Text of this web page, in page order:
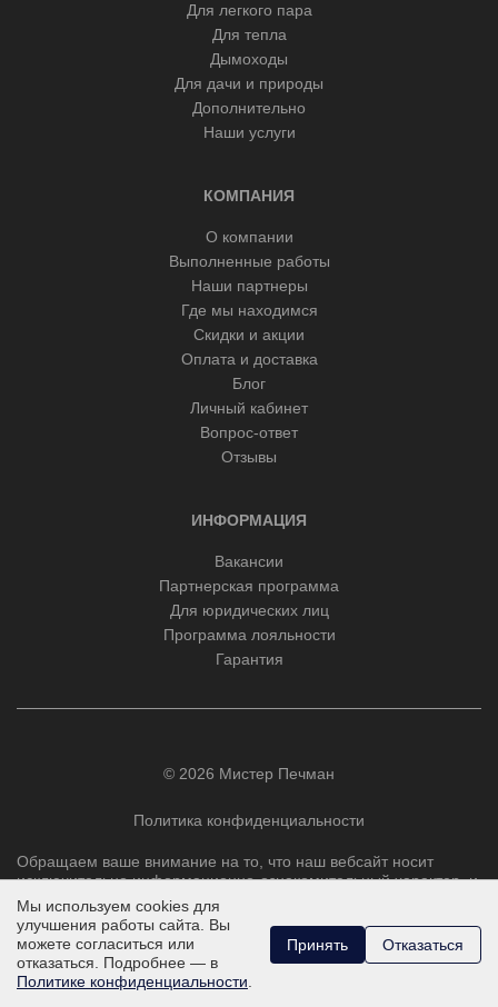
Для легкого пара
Для тепла
Дымоходы
Для дачи и природы
Дополнительно
Наши услуги
КОМПАНИЯ
О компании
Выполненные работы
Наши партнеры
Где мы находимся
Скидки и акции
Оплата и доставка
Блог
Личный кабинет
Вопрос-ответ
Отзывы
ИНФОРМАЦИЯ
Вакансии
Партнерская программа
Для юридических лиц
Программа лояльности
Гарантия
© 2026 Мистер Печман
Политика конфиденциальности
Обращаем ваше внимание на то, что наш вебсайт носит
исключительно информационно-ознакомительный характер, и
ни при каких условиях не является публичной офертой,
определяемой положениями Статьи 437 Гражданского
кодекса РФ.
Мы используем cookies для
улучшения работы сайта. Вы
можете согласиться или
отказаться. Подробнее — в
Политике конфиденциальности
Принять Отказаться